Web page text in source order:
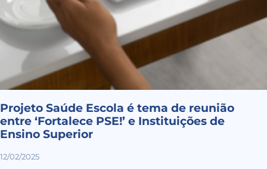
Projeto Saúde Escola é tema de reunião
entre ‘Fortalece PSE!’ e Instituições de
Ensino Superior
12/02/2025